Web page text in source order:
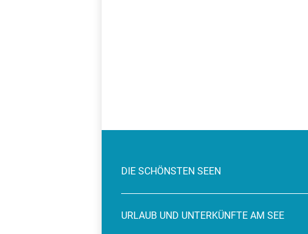
DIE SCHÖNSTEN SEEN
URLAUB UND UNTERKÜNFTE AM SEE